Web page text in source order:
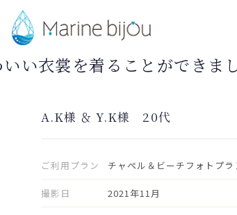
い衣裳を着ることができま
A.K様 ＆ Y.K様 20代
ご利用プラン チャペル＆ビーチフォトプラ
撮影日 2021年11月